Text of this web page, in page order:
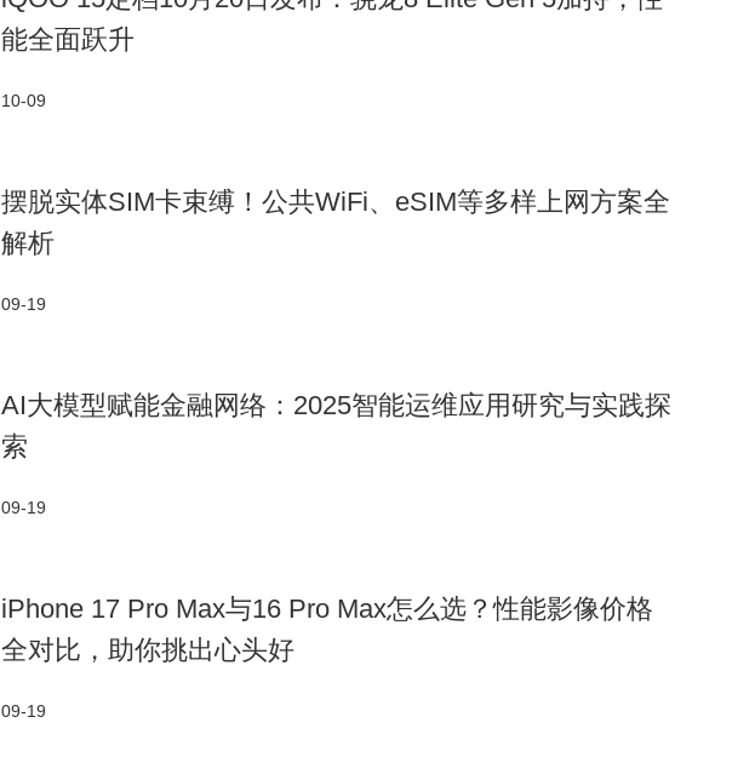
能全面跃升
10-09
摆脱实体SIM卡束缚！公共WiFi、eSIM等多样上网方案全
解析
09-19
AI大模型赋能金融网络：2025智能运维应用研究与实践探
索
09-19
iPhone 17 Pro Max与16 Pro Max怎么选？性能影像价格
全对比，助你挑出心头好
09-19